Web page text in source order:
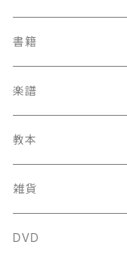
中古CD
鍋島元子関連CD
古楽以外
中古CD
古楽
中古LP
鍋島元子関連LP
古楽以外
中古LP
書籍
古楽関係
中古本
新古本
古楽以外
中古本
中古本
楽譜
古楽関係
スコア
鍵盤用
古楽以外
スコア
教本
古楽関係
古楽以外
雑貨
トートバッグ
DVD